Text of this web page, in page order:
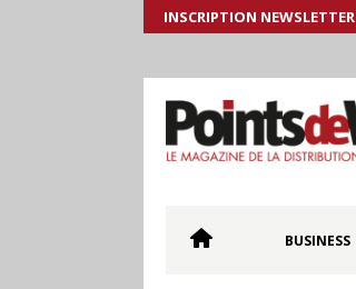
INSCRIPTION NEWSLETTER
BUSINESS